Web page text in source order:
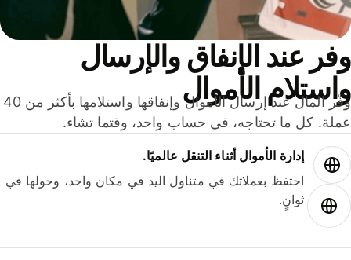
عند الإنفاق والإرسال
الأموال
وفّر المال عند إرسال الأموال وإنفاقها واستلامها بأكثر من 40
كل ما تحتاجه، في حساب واحد، وقتما تشاء.
إدارة الأموال أثناء التنقل عالميًا.
احتفظ بعملاتك في متناول اليد في مكان واحد، وحولها في
ثوانٍ.